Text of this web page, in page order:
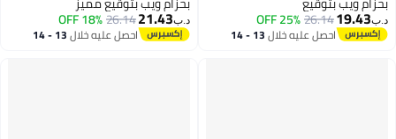
3 د.ب‏19.43
26.14
25% OFF
احصل عليه خلال 13 - 14
3 د.ب‏21.43
26.14
18% OFF
احصل عليه خلال 13 - 14